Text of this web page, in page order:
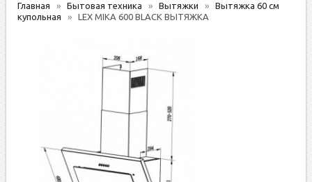
Главная Бытовая техника Вытяжки
Вытяжка 60 см
купольная
LEX MIKA 600 BLACK ВЫТЯЖКА